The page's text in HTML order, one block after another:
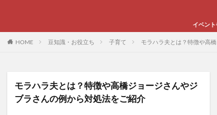
イベントやグルメ、スポーツ
HOME 豆知識・お役立ち 子育て モラハラ夫とは？特徴や高
モラハラ夫とは？特徴や高橋ジョージさんやジ
ブラさんの例から対処法をご紹介